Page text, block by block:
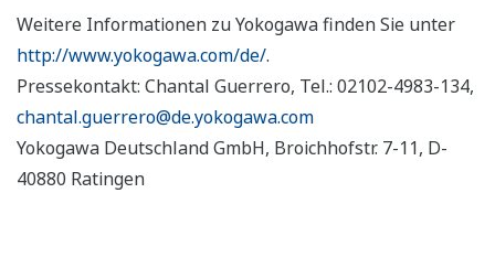
Weitere Informationen zu Yokogawa finden Sie unter
http://www.yokogawa.com/de/.
Pressekontakt: Chantal Guerrero, Tel.: 02102-4983-134,
chantal.guerrero@de.yokogawa.com
Yokogawa Deutschland GmbH, Broichhofstr. 7-11, D-
40880 Ratingen